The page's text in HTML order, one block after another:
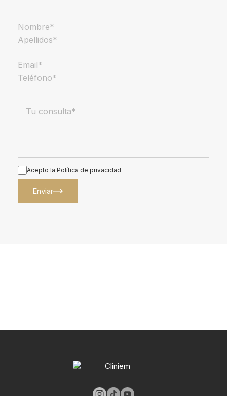
Acepto laPolítica de privacidad
Enviar